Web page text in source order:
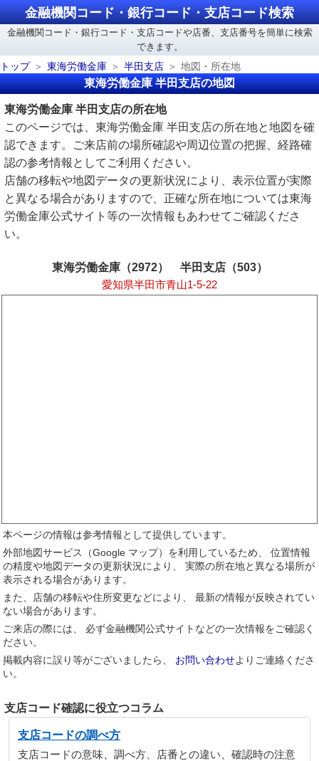
金融機関コード・銀行コード・支店コード検索
金融機関コード・銀行コード・支店コードや店番、支店番号を簡単に検索
できます。
トップ
東海労働金庫 半田支店 地図・所在地
東海労働金庫 半田支店の地図
東海労働金庫 半田支店の所在地
このページでは、東海労働金庫 半田支店の所在地と地図を確
認できます。ご来店前の場所確認や周辺位置の把握、経路確
認の参考情報としてご利用ください。
店舗の移転や地図データの更新状況により、表示位置が実際
と異なる場合がありますので、正確な所在地については東海
労働金庫公式サイト等の一次情報もあわせてご確認くださ
い。
東海労働金庫（2972） 半田支店（503）
愛知県半田市青山1-5-22
本ページの情報は参考情報として提供しています。
外部地図サービス（Google マップ）を利用しているため、 位置情報
の精度や地図データの更新状況により、 実際の所在地と異なる場所が
表示される場合があります。
また、店舗の移転や住所変更などにより、 最新の情報が反映されてい
ない場合があります。
ご来店の際には、 必ず金融機関公式サイトなどの一次情報をご確認く
ださい。
掲載内容に誤り等がございましたら、 お問い合わせよりご連絡くださ
い。
支店コード確認に役立つコラム
支店コードの調べ方
支店コードの意味、調べ方、店番との違い、確認時の注意